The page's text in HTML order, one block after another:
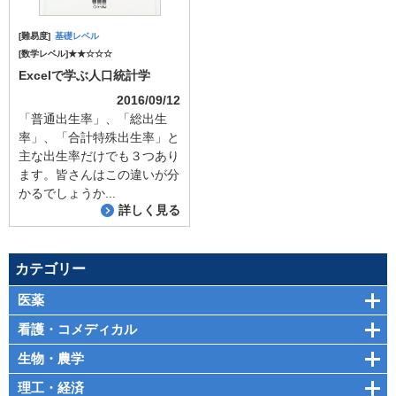
[難易度] 基礎レベル
[数学レベル]★★☆☆☆
Excelで学ぶ人口統計学
2016/09/12
「普通出生率」、「総出生
率」、「合計特殊出生率」と
主な出生率だけでも３つあり
ます。皆さんはこの違いが分
かるでしょうか...
詳しく見る
カテゴリー
医薬
看護・コメディカル
生物・農学
理工・経済